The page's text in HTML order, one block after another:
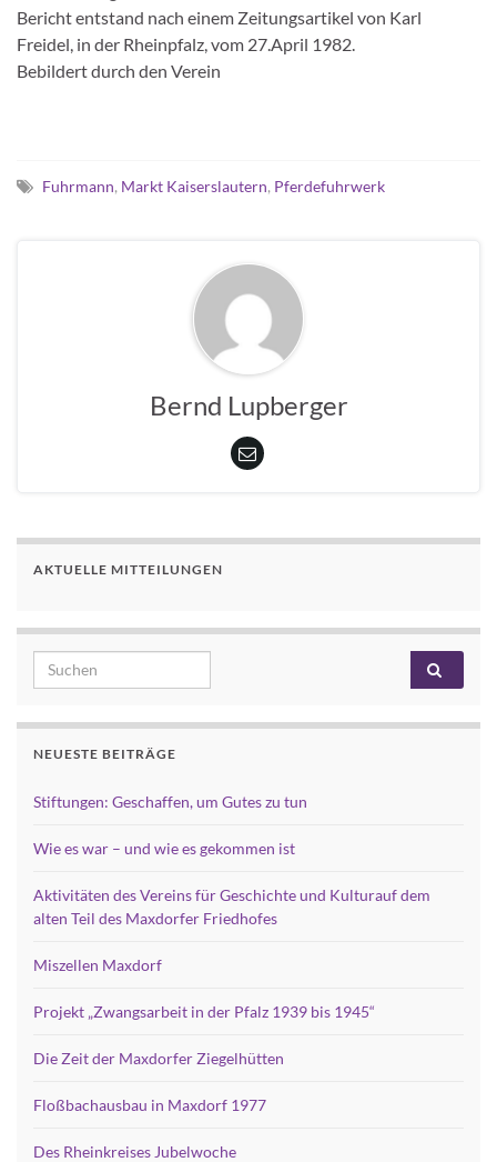
Bericht entstand nach einem Zeitungsartikel von Karl
Freidel, in der Rheinpfalz, vom 27.April 1982.
Bebildert durch den Verein
Fuhrmann, Markt Kaiserslautern, Pferdefuhrwerk
Bernd Lupberger
AKTUELLE MITTEILUNGEN
Search for:
NEUESTE BEITRÄGE
Stiftungen: Geschaffen, um Gutes zu tun
Wie es war – und wie es gekommen ist
Aktivitäten des Vereins für Geschichte und Kulturauf dem
alten Teil des Maxdorfer Friedhofes
Miszellen Maxdorf
Projekt „Zwangsarbeit in der Pfalz 1939 bis 1945“
Die Zeit der Maxdorfer Ziegelhütten
Floßbachausbau in Maxdorf 1977
Des Rheinkreises Jubelwoche